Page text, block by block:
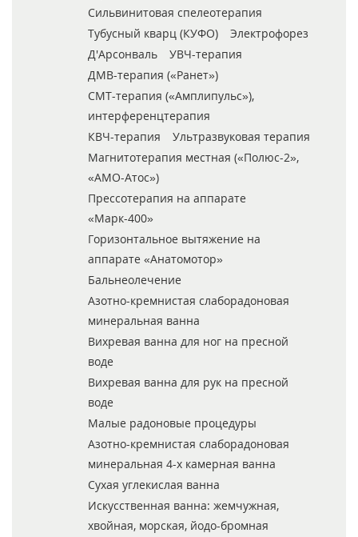
Сильвинитовая спелеотерапия
Тубусный кварц (КУФО)
Электрофорез
Д'Арсонваль
УВЧ-терапия
ДМВ-терапия («Ранет»)
СМТ-терапия («Амплипульс»),
интерференцтерапия
КВЧ-терапия
Ультразвуковая терапия
Магнитотерапия местная («Полюс-2»,
«АМО-Атос»)
Прессотерапия на аппарате
«Марк-400»
Горизонтальное вытяжение на
аппарате «Анатомотор»
Бальнеолечение
Азотно-кремнистая слаборадоновая
минеральная ванна
Вихревая ванна для ног на пресной
воде
Вихревая ванна для рук на пресной
воде
Малые радоновые процедуры
Азотно-кремнистая слаборадоновая
минеральная 4-х камерная ванна
Сухая углекислая ванна
Искусственная ванна: жемчужная,
хвойная, морская, йодо-бромная